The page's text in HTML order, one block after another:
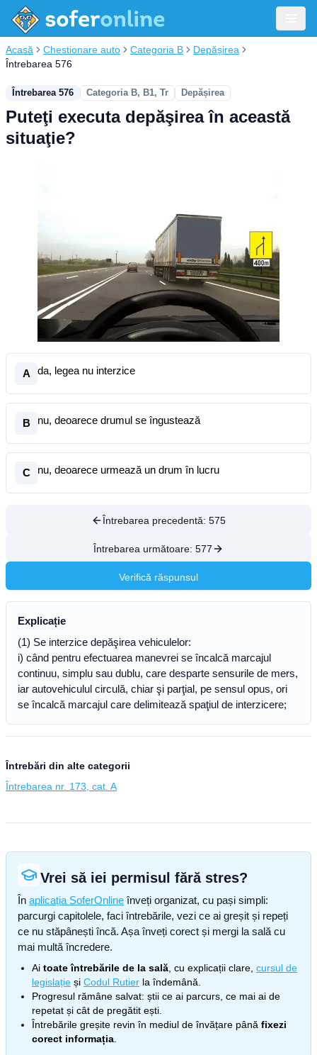
Acasă Chestionare auto Categoria B
Depășirea
Întrebarea 576
Întrebarea 576 Categoria B, B1, Tr Depășirea
Puteţi executa depăşirea în această
situaţie?
A da, legea nu interzice
B nu, deoarece drumul se îngustează
C nu, deoarece urmează un drum în lucru
Întrebarea precedentă: 575
Întrebarea următoare: 577
Verifică răspunsul
Explicație
(1) Se interzice depăşirea vehiculelor:
i) când pentru efectuarea manevrei se încalcă marcajul
continuu, simplu sau dublu, care desparte sensurile de mers,
iar autovehiculul circulă, chiar şi parţial, pe sensul opus, ori
se încalcă marcajul care delimitează spaţiul de interzicere;
Întrebări din alte categorii
Întrebarea nr. 173, cat. A
Vrei să iei permisul fără stres?
În aplicația SoferOnline înveți organizat, cu pași simpli:
parcurgi capitolele, faci întrebările, vezi ce ai greșit și repeți
ce nu stăpânești încă. Așa înveți corect și mergi la sală cu
mai multă încredere.
Ai toate întrebările de la sală , cu explicații clare, cursul de
legislație și Codul Rutier la îndemână.
Progresul rămâne salvat: știi ce ai parcurs, ce mai ai de
repetat și cât de pregătit ești.
Întrebările greșite revin în mediul de învățare până fixezi
corect informația